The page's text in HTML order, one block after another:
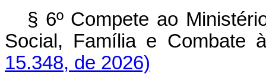
§ 6º Compete ao
Social, Família e
15.348, de 2026)